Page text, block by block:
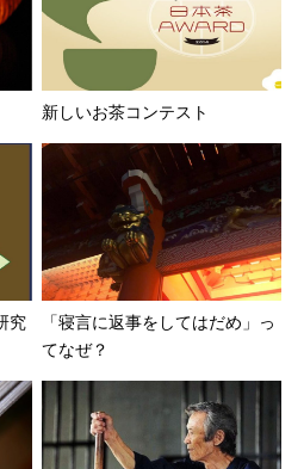
新しいお茶コンテスト
究
「寝言に返事をしてはだめ」っ
てなぜ？